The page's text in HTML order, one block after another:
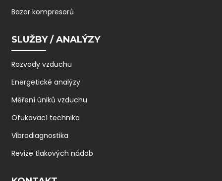
Bazar kompresorů
SLUŽBY / ANALÝZY
Rozvody vzduchu
Energetické analýzy
Měření úniků vzduchu
Ofukovací technika
Vibrodiagnostika
Revize tlakových nádob